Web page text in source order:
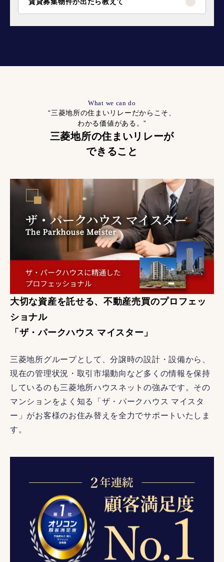
What we can do
“三菱地所の住まいリレーだからこそ、
わかる価値がある。”
三菱地所の住まいリレーが
できること
大切な資産を託せる、不動産売買のプロフェッ
ショナル
「ザ・パークハウス マイスター」
三菱地所グループとして、分譲時の設計・設備から、
現在の管理状況・取引市場動向など多くの情報を保持
しているのも三菱地所ハウスネットの強みです。その
マンションをよく知る「ザ・パークハウス マイスタ
ー」がお客様のお住み替えを全力でサポートいたしま
す。